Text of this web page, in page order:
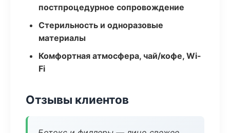
постпроцедурное сопровождение
Стерильность и одноразовые
материалы
Комфортная атмосфера, чай/кофе, Wi-
Fi
Отзывы клиентов